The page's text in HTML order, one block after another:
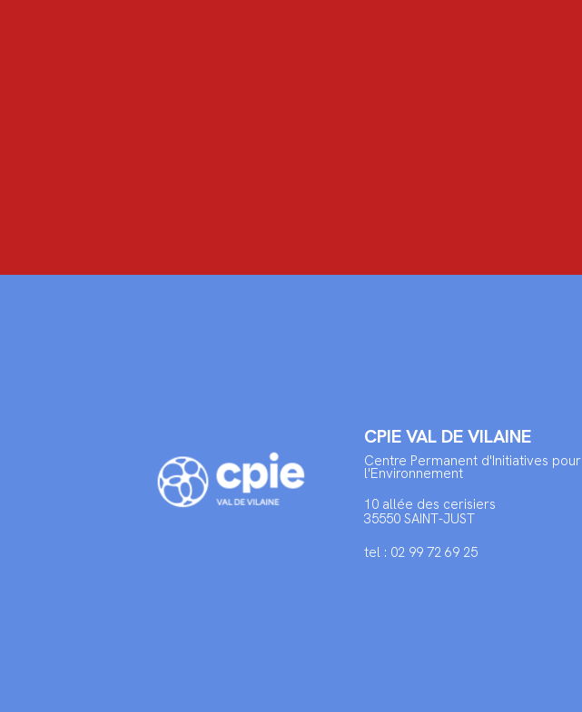
CPIE VAL DE VILAINE
Centre Permanent d'Initiatives pour
l'Environnement
10 allée des cerisiers
35550 SAINT-JUST
tel : 02 99 72 69 25